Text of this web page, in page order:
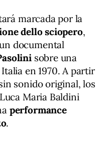
marcada por la
dello sciopero,
documental
sobre una
en 1970. A partir
sonido original, los
Maria Baldini
performance
.